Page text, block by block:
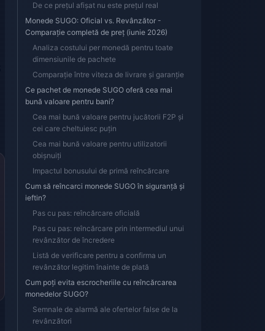
De ce prețul afișat nu este prețul real
Monede SUGO: Oficial vs. Revânzător -
Comparație completă de preț (iunie 2026)
Analiza costului per monedă pentru toate
dimensiunile de pachete
Comparație între viteza de livrare și garanție
Ce pachet de monede SUGO oferă cea mai
bună valoare pentru bani?
Cea mai bună valoare pentru jucătorii F2P și
cei care cheltuiesc puțin
Cea mai bună valoare pentru utilizatorii
obișnuiți
Impactul bonusului de primă reîncărcare
Cum să reîncarci monede SUGO în siguranță și
ieftin?
Pas cu pas: reîncărcare oficială
Pas cu pas: reîncărcare prin intermediul unui
revânzător de încredere
Listă de verificare pentru a confirma un
revânzător legitim înainte de plată
Cum poți evita escrocheriile cu reîncărcarea
monedelor SUGO?
Semnale de alarmă ale ofertelor false de la
revânzători